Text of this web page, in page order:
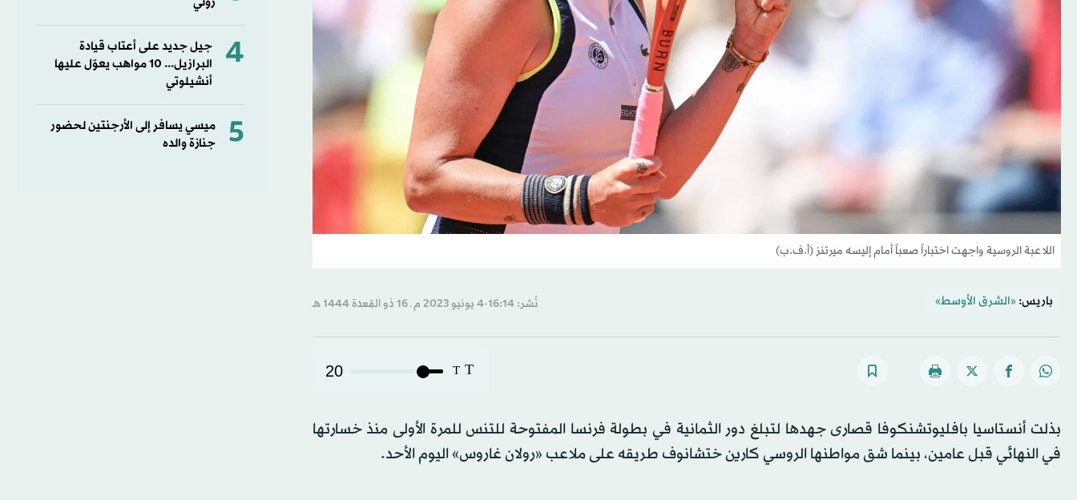
اللاعبة الروسية واجهت اختباراً صعباً أمام إليسه ميرتنز (أ.ف.ب)
باريس: «الشرق الأوسط» نُشر: 16:14-4 يونيو 2023 م ـ 16 ذو القِعدة 1444 هـ
T
T
20
بذلت أنستاسيا بافليوتشنكوفا قصارى جهدها لتبلغ دور الثمانية في بطولة فرنسا المفتوحة للتنس للمرة الأولى منذ خسارتها
في النهائي قبل عامين، بينما شق مواطنها الروسي كارين ختشانوف طريقه على ملاعب «رولان غاروس» اليوم الأحد.
4
جيل جديد على أعتاب قيادة
البرازيل... 10 مواهب يعوّل عليها
أنشيلوتي
5
ميسي يسافر إلى الأرجنتين لحضور
جنازة والده